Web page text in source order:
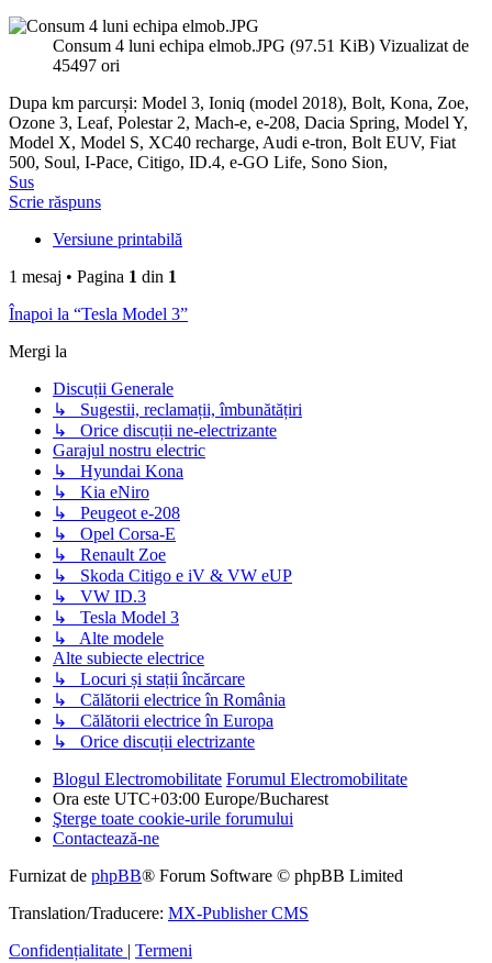
Consum 4 luni echipa elmob.JPG (97.51 KiB) Vizualizat de
45497 ori
Dupa km parcurși: Model 3, Ioniq (model 2018), Bolt, Kona, Zoe,
Ozone 3, Leaf, Polestar 2, Mach-e, e-208, Dacia Spring, Model Y,
Model X, Model S, XC40 recharge, Audi e-tron, Bolt EUV, Fiat
500, Soul, I-Pace, Citigo, ID.4, e-GO Life, Sono Sion,
Sus
Scrie răspuns
Versiune printabilă
1 mesaj • Pagina 1 din 1
Înapoi la “Tesla Model 3”
Mergi la
Discuții Generale
↳ Sugestii, reclamații, îmbunătățiri
↳ Orice discuții ne-electrizante
Garajul nostru electric
↳ Hyundai Kona
↳ Kia eNiro
↳ Peugeot e-208
↳ Opel Corsa-E
↳ Renault Zoe
↳ Skoda Citigo e iV & VW eUP
↳ VW ID.3
↳ Tesla Model 3
↳ Alte modele
Alte subiecte electrice
↳ Locuri și stații încărcare
↳ Călătorii electrice în România
↳ Călătorii electrice în Europa
↳ Orice discuții electrizante
Blogul Electromobilitate Forumul Electromobilitate
Ora este UTC+03:00 Europe/Bucharest
Şterge toate cookie-urile forumului
Contactează-ne
Furnizat de phpBB® Forum Software © phpBB Limited
Translation/Traducere: MX-Publisher CMS
Confidențialitate | Termeni